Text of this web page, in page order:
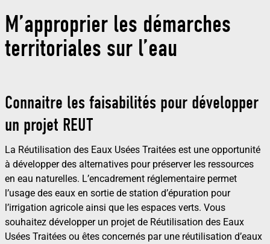
M’approprier les démarches
territoriales sur l’eau
Connaitre les faisabilités pour développer
un projet REUT
La Réutilisation des Eaux Usées Traitées est une opportunité
à développer des alternatives pour préserver les ressources
en eau naturelles. L’encadrement réglementaire permet
l’usage des eaux en sortie de station d’épuration pour
l’irrigation agricole ainsi que les espaces verts. Vous
souhaitez développer un projet de Réutilisation des Eaux
Usées Traitées ou êtes concernés par une réutilisation d’eaux